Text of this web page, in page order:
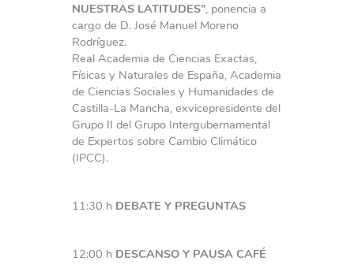
NUESTRAS LATITUDES”, ponencia a
cargo de D. José Manuel Moreno
Rodríguez.
Real Academia de Ciencias Exactas,
Físicas y Naturales de España, Academia
de Ciencias Sociales y Humanidades de
Castilla-La Mancha, exvicepresidente del
Grupo II del Grupo Intergubernamental
de Expertos sobre Cambio Climático
(IPCC).
11:30 h DEBATE Y PREGUNTAS
12:00 h DESCANSO Y PAUSA CAFÉ